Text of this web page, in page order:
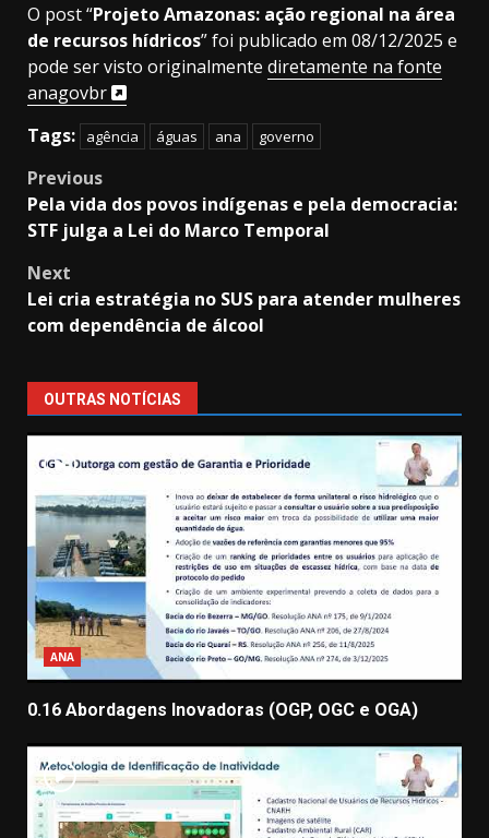
O post “Projeto Amazonas: ação regional na área
de recursos hídricos” foi publicado em 08/12/2025 e
pode ser visto originalmente diretamente na fonte
anagovbr
Tags:
agência águas ana governo
Post
navigation
Previous
Pela vida dos povos indígenas e pela democracia:
STF julga a Lei do Marco Temporal
Next
Lei cria estratégia no SUS para atender mulheres
com dependência de álcool
OUTRAS NOTÍCIAS
ANA
0.16 Abordagens Inovadoras (OGP, OGC e OGA)